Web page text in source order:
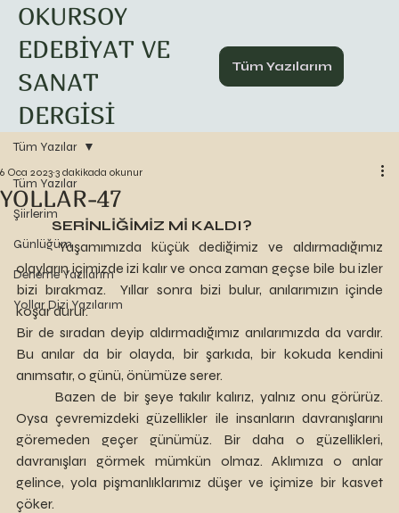
Tüm Yazılarım
OKURSOY
EDEBİYAT VE
SANAT
DERGİSİ
Tüm Yazılar
Şiirlerim
Günlüğüm
Deneme Yazılarım
Yollar Dizi Yazılarım
Tüm Yazılar
YOLLAR-47
6 Oca 2023 3 dakikada okunur
SERİNLİĞİMİZ Mİ KALDI?
	Yaşamımızda küçük dediğimiz ve aldırmadığımız
olayların içimizde izi kalır ve onca zaman geçse bile bu izler
bizi bırakmaz.  Yıllar sonra bizi bulur, anılarımızın içinde
koşar durur.
Bir de sıradan deyip aldırmadığımız anılarımızda da vardır.
Bu anılar da bir olayda, bir şarkıda, bir kokuda kendini
anımsatır, o günü, önümüze serer.
Oysa çevremizdeki güzellikler ile insanların davranışlarını
göremeden geçer günümüz. Bir daha o güzellikleri,
davranışları görmek mümkün olmaz. Aklımıza o anlar
gelince, yola pişmanlıklarımız düşer ve içimize bir kasvet
çöker.